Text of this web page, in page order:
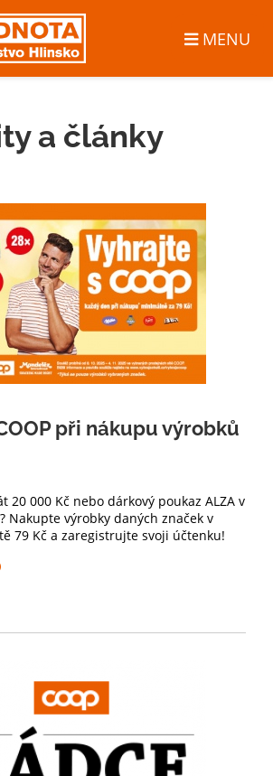
MENU
a články
při nákupu výrobků
20 000 Kč nebo dárkový poukaz ALZA v
Nakupte výrobky daných značek v
79 Kč a zaregistrujte svoji účtenku!